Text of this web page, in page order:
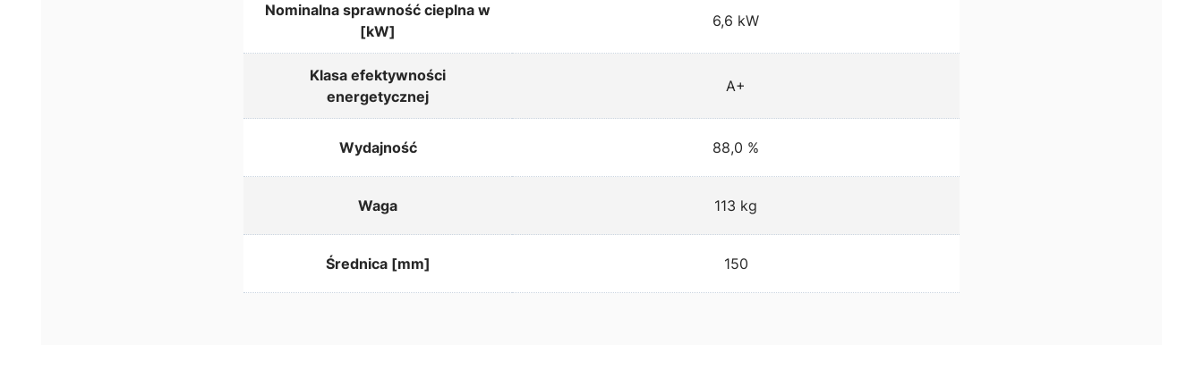
Nominalna sprawność cieplna w
[kW]
6,6 kW
Klasa efektywności
energetycznej
A+
Wydajność 88,0 %
Waga 113 kg
Średnica [mm] 150